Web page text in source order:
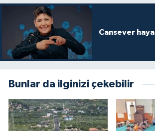
Cansever
Bunlar da ilginizi çekebilir